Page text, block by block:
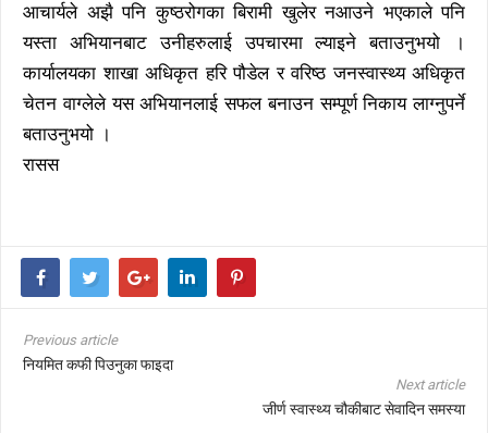
आचार्यले अझै पनि कुष्ठरोगका बिरामी खुलेर नआउने भएकाले पनि
यस्ता अभियानबाट उनीहरुलाई उपचारमा ल्याइने बताउनुभयो ।
कार्यालयका शाखा अधिकृत हरि पौडेल र वरिष्ठ जनस्वास्थ्य अधिकृत
चेतन वाग्लेले यस अभियानलाई सफल बनाउन सम्पूर्ण निकाय लाग्नुपर्ने
बताउनुभयो ।
रासस
Previous article
नियमित कफी पिउनुका फाइदा
Next article
जीर्ण स्वास्थ्य चौकीबाट सेवादिन समस्या